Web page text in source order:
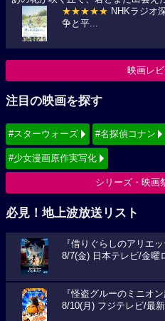
★★★★★ NHKラジオ
争と平...
映画レ
注目の映画を探す
#スターウォーズ #名探偵コナン
#少女漫画原作実写化
シリーズ・映画
必見！地上波放送リスト
『借りぐらしのアリエッ
8/7(金) 日本テレビ/金曜
『怪盗グルーのミニオン
8/10(月) フジテレビ/最